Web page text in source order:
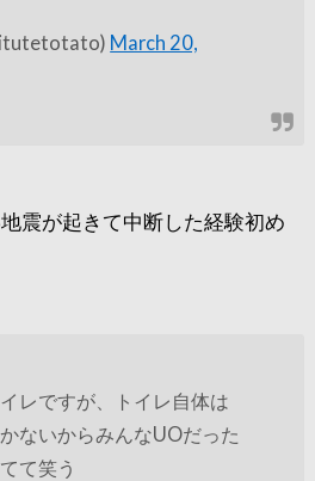
March 20,
震が起きて中断した経験初め
レですが、トイレ自体は
ないからみんなUOだった
て笑う